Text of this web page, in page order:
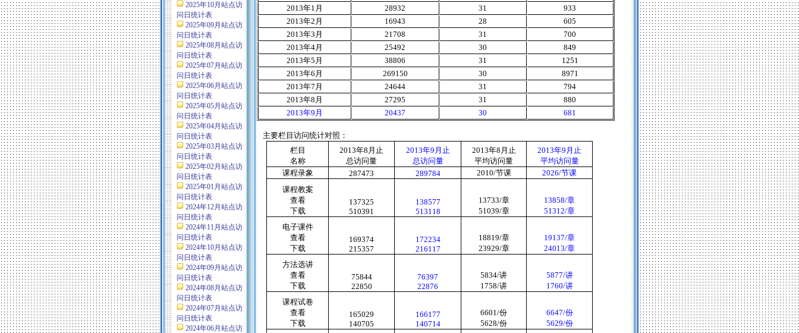
2025年10月站点访
问日统计表
2025年09月站点访
问日统计表
2025年08月站点访
问日统计表
2025年07月站点访
问日统计表
2025年06月站点访
问日统计表
2025年05月站点访
问日统计表
2025年04月站点访
问日统计表
2025年03月站点访
问日统计表
2025年02月站点访
问日统计表
2025年01月站点访
问日统计表
2024年12月站点访
问日统计表
2024年11月站点访
问日统计表
2024年10月站点访
问日统计表
2024年09月站点访
问日统计表
2024年08月站点访
问日统计表
2024年07月站点访
问日统计表
2024年06月站点访
2013年1 月 28932 31
933
2013年2 月 16943 28
605
2013年3 月 21708 31
700
2013年4月 25492 30
849
2013年5 月 38806 31
1251
2013年6 月 269150 30
8971
2013年7 月 24644 31
794
2013年8 月 27295 31
880
2013年9 月 20437 30 681
主要栏目访问统计对照：
栏目
名称
2013年8 月止
总访问量
2013年9 月止
总访问量
2013年8 月止
平均访问量
2013年9 月止
平均访问量
课程录象
287473 289784 2010/节课 2026/节课
课程教案
查看
下载
137325
510391
138577
513118
13733/章
51039/章
13858/章
51312/章
电子课件
查看
下载
169374
215357
172234
216117
18819/章
23929/章
19137/章
24013/章
方法选讲
查看
下载
75844
22850
76397
22876
5834/讲
1758/讲
5877/讲
1760/讲
课程试卷
查看
下载
165029
140705
166177
140714
6601/份
5628/份
6647/份
5629/份